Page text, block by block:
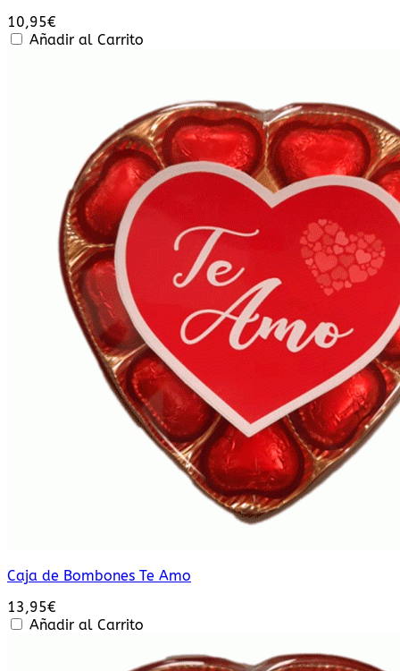
10,95€
Añadir al Carrito
Caja de Bombones Te Amo
13,95€
Añadir al Carrito